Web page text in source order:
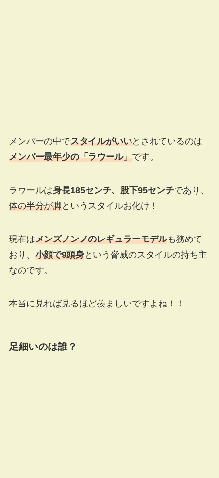
メンバーの中でスタイルがいいとされているのは
メンバー最年少の「ラウール」です。
ラウールは身長185センチ、股下95センチであり、
体の半分が脚というスタイルお化け！
現在はメンズノンノのレギュラーモデルも務めて
おり、 小顔で9頭身という脅威のスタイルの持ち主
なのです。
本当に見れば見るほど羨ましいですよね！！
足細いのは誰？